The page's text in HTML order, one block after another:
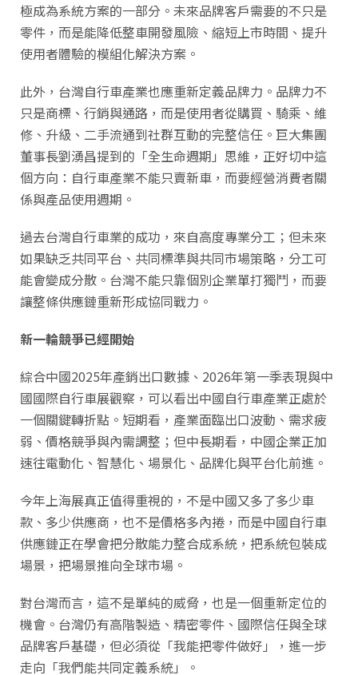
極成為系統方案的一部分。未來品牌客戶需要的不只是
零件，而是能降低整車開發風險、縮短上市時間、提升
使用者體驗的模組化解決方案。
此外，台灣自行車產業也應重新定義品牌力。品牌力不
只是商標、行銷與通路，而是使用者從購買、騎乘、維
修、升級、二手流通到社群互動的完整信任。巨大集團
董事長劉湧昌提到的「全生命週期」思維，正好切中這
個方向：自行車產業不能只賣新車，而要經營消費者關
係與產品使用週期。
過去台灣自行車業的成功，來自高度專業分工；但未來
如果缺乏共同平台、共同標準與共同市場策略，分工可
能會變成分散。台灣不能只靠個別企業單打獨鬥，而要
讓整條供應鏈重新形成協同戰力。
新一輪競爭已經開始
綜合中國2025年產銷出口數據、2026年第一季表現與中
國國際自行車展觀察，可以看出中國自行車產業正處於
一個關鍵轉折點。短期看，產業面臨出口波動、需求疲
弱、價格競爭與內需調整；但中長期看，中國企業正加
速往電動化、智慧化、場景化、品牌化與平台化前進。
今年上海展真正值得重視的，不是中國又多了多少車
款、多少供應商，也不是價格多內捲，而是中國自行車
供應鏈正在學會把分散能力整合成系統，把系統包裝成
場景，把場景推向全球市場。
對台灣而言，這不是單純的威脅，也是一個重新定位的
機會。台灣仍有高階製造、精密零件、國際信任與全球
品牌客戶基礎，但必須從「我能把零件做好」，進一步
走向「我們能共同定義系統」。